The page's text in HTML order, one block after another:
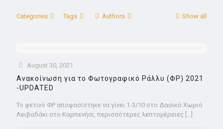
Categories Tags Authors Show all
August 30, 2021
Ανακοίνωση για το Φωτογραφικό Ράλλυ (ΦΡ) 2021
-UPDATED
Το φετινό ΦΡ αποφασίστηκε να γίνει 1-3/10 στο Δασικό Χωριό
Λειβαδάκι στο Καρπενήσι, περισσότερες λεπτομέρειες […]